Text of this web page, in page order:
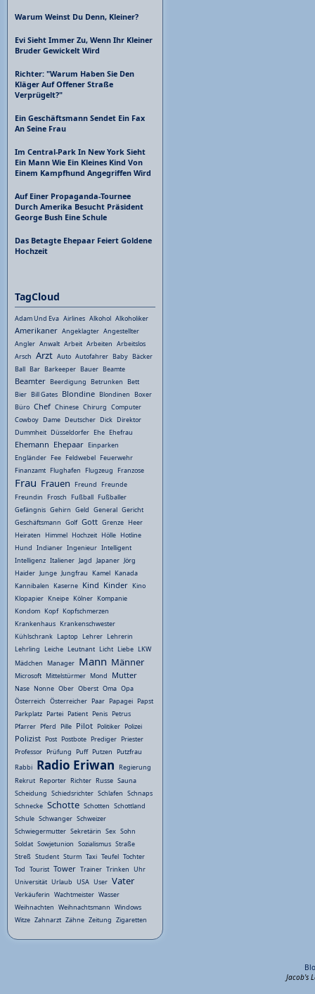
Warum Weinst Du Denn, Kleiner?
Evi Sieht Immer Zu, Wenn Ihr Kleiner
Bruder Gewickelt Wird
Richter: "Warum Haben Sie Den
Kläger Auf Offener Straße
Verprügelt?"
Ein Geschäftsmann Sendet Ein Fax
An Seine Frau
Im Central-Park In New York Sieht
Ein Mann Wie Ein Kleines Kind Von
Einem Kampfhund Angegriffen Wird
Auf Einer Propaganda-Tournee
Durch Amerika Besucht Präsident
George Bush Eine Schule
Das Betagte Ehepaar Feiert Goldene
Hochzeit
TagCloud
Adam Und Eva Airlines Alkohol Alkoholiker
Amerikaner Angeklagter Angestellter
Angler Anwalt Arbeit Arbeiten Arbeitslos
Arsch Arzt Auto Autofahrer Baby Bäcker
Ball Bar Barkeeper Bauer Beamte
Beamter Beerdigung Betrunken Bett
Bier Bill Gates Blondine Blondinen Boxer
Büro Chef Chinese Chirurg Computer
Cowboy Dame Deutscher Dick Direktor
Dummheit Düsseldorfer Ehe Ehefrau
Ehemann Ehepaar Einparken
Engländer Fee Feldwebel Feuerwehr
Finanzamt Flughafen Flugzeug Franzose
Frau Frauen Freund Freunde
Freundin Frosch Fußball Fußballer
Gefängnis Gehirn Geld General Gericht
Geschäftsmann Golf Gott Grenze Heer
Heiraten Himmel Hochzeit Hölle Hotline
Hund Indianer Ingenieur Intelligent
Intelligenz Italiener Jagd Japaner Jörg
Haider Junge Jungfrau Kamel Kanada
Kannibalen Kaserne Kind Kinder Kino
Klopapier Kneipe Kölner Kompanie
Kondom Kopf Kopfschmerzen
Krankenhaus Krankenschwester
Kühlschrank Laptop Lehrer Lehrerin
Lehrling Leiche Leutnant Licht Liebe LKW
Mädchen Manager Mann Männer
Microsoft Mittelstürmer Mond Mutter
Nase Nonne Ober Oberst Oma Opa
Österreich Österreicher Paar Papagei Papst
Parkplatz Partei Patient Penis Petrus
Pfarrer Pferd Pille Pilot Politiker Polizei
Polizist Post Postbote Prediger Priester
Professor Prüfung Puff Putzen Putzfrau
Rabbi Radio Eriwan Regierung
Rekrut Reporter Richter Russe Sauna
Scheidung Schiedsrichter Schlafen Schnaps
Schnecke Schotte Schotten Schottland
Schule Schwanger Schweizer
Schwiegermutter Sekretärin Sex Sohn
Soldat Sowjetunion Sozialismus Straße
Streß Student Sturm Taxi Teufel Tochter
Tod Tourist Tower Trainer Trinken Uhr
Universität Urlaub USA User Vater
Verkäuferin Wachtmeister Wasser
Weihnachten Weihnachtsmann Windows
Witze Zahnarzt Zähne Zeitung Zigaretten
Jacob's